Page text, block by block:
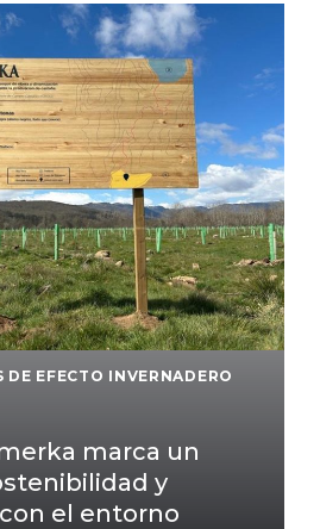
DE EFECTO INVERNADERO
marca un
y
el entorno